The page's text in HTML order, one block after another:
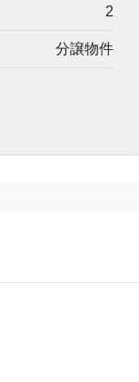
2
分譲物件